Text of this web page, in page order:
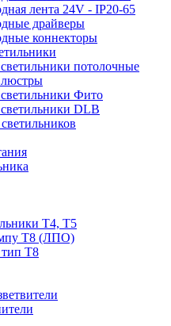
лента 24V - IP20-65
драйверы
коннекторы
потолочные
Фито
DLB
T4, T5
Т8 (ЛПО)
T8